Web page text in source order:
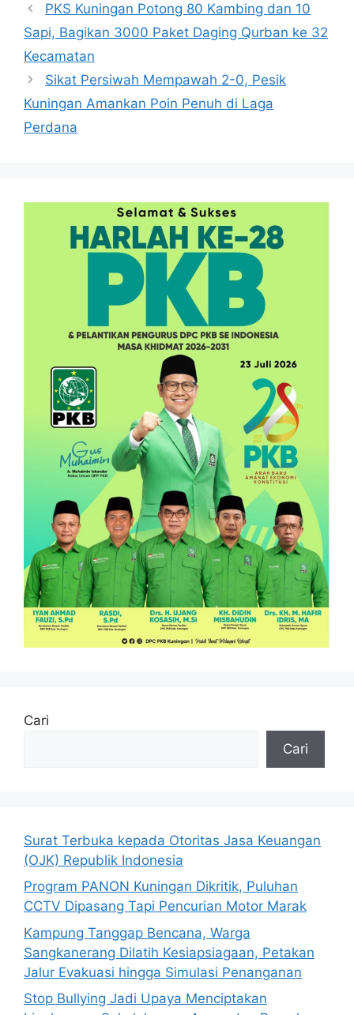
PKS Kuningan Potong 80 Kambing dan 10
Sapi, Bagikan 3000 Paket Daging Qurban ke 32
Kecamatan
Sikat Persiwah Mempawah 2-0, Pesik
Kuningan Amankan Poin Penuh di Laga
Perdana
Cari
Cari
Surat Terbuka kepada Otoritas Jasa Keuangan
(OJK) Republik Indonesia
Program PANON Kuningan Dikritik, Puluhan
CCTV Dipasang Tapi Pencurian Motor Marak
Kampung Tanggap Bencana, Warga
Sangkanerang Dilatih Kesiapsiagaan, Petakan
Jalur Evakuasi hingga Simulasi Penanganan
Stop Bullying Jadi Upaya Menciptakan